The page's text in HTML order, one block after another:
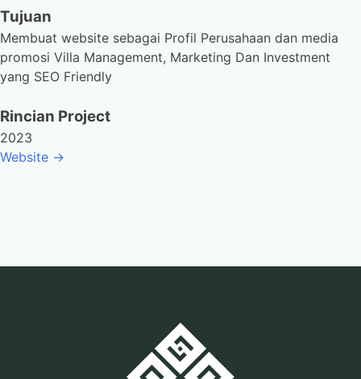
Tujuan
Membuat website sebagai Profil Perusahaan dan media
promosi Villa Management, Marketing Dan Investment
yang SEO Friendly
Rincian Project
2023
Website ->